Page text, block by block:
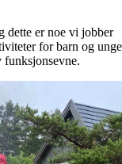
dette er noe vi jobber
for barn og
funksjonsevne.